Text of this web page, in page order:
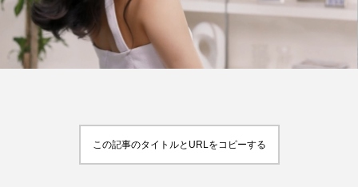
2026.08.06
FEATURED 注目の企画
この記事のタイトルとURLをコピーする